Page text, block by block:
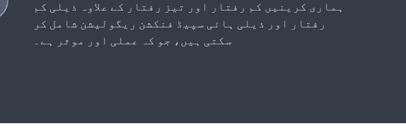
ہماری کرینیں کم رفتار اور تیز رفتار کے علاوہ ذیلی کم
رفتار اور ذیلی ہائی سپیڈ فنکشن ریگولیشن شامل کر
سکتی ہیں، جو کہ عملی اور موثر ہے۔